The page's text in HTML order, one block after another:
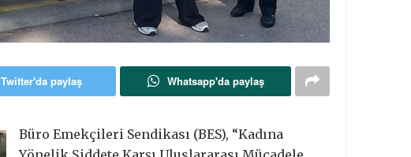
Twitter'da paylaş Whatsapp'da paylaş
Büro Emekçileri Sendikası (BES), “Kadına